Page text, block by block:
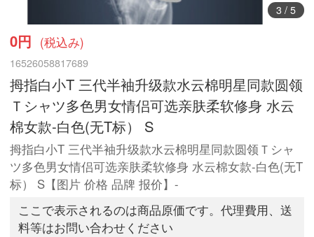
3/ 5
0円 (税込み)
16526058817689
拇指白小T 三代半袖升级款水云棉明星同款圆领
Ｔシャツ多色男女情侣可选亲肤柔软修身 水云
棉女款-白色(无T标） S
拇指白小T 三代半袖升级款水云棉明星同款圆领Ｔシャ
ツ多色男女情侣可选亲肤柔软修身 水云棉女款-白色(无T
标） S【图片 价格 品牌 报价】-
ここで表示されるのは商品原価です。代理費用、送
料等はお問い合わせください